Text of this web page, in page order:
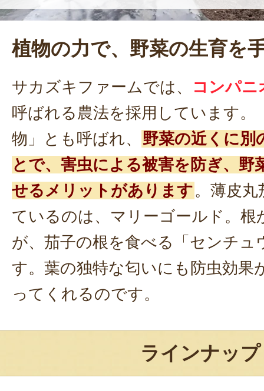
植物の力で、野菜の生育を
サカズキファームでは、
コンパ
呼ばれる農法を採用しています。
物」とも呼ばれ、 野菜の近くに別
とで、害虫による被害を防ぎ、野
せるメリットがあります。薄皮
ているのは、マリーゴールド。根
が、茄子の根を食べる「センチュ
す。葉の独特な匂いにも防虫効果
ってくれるのです。
ラインナップ